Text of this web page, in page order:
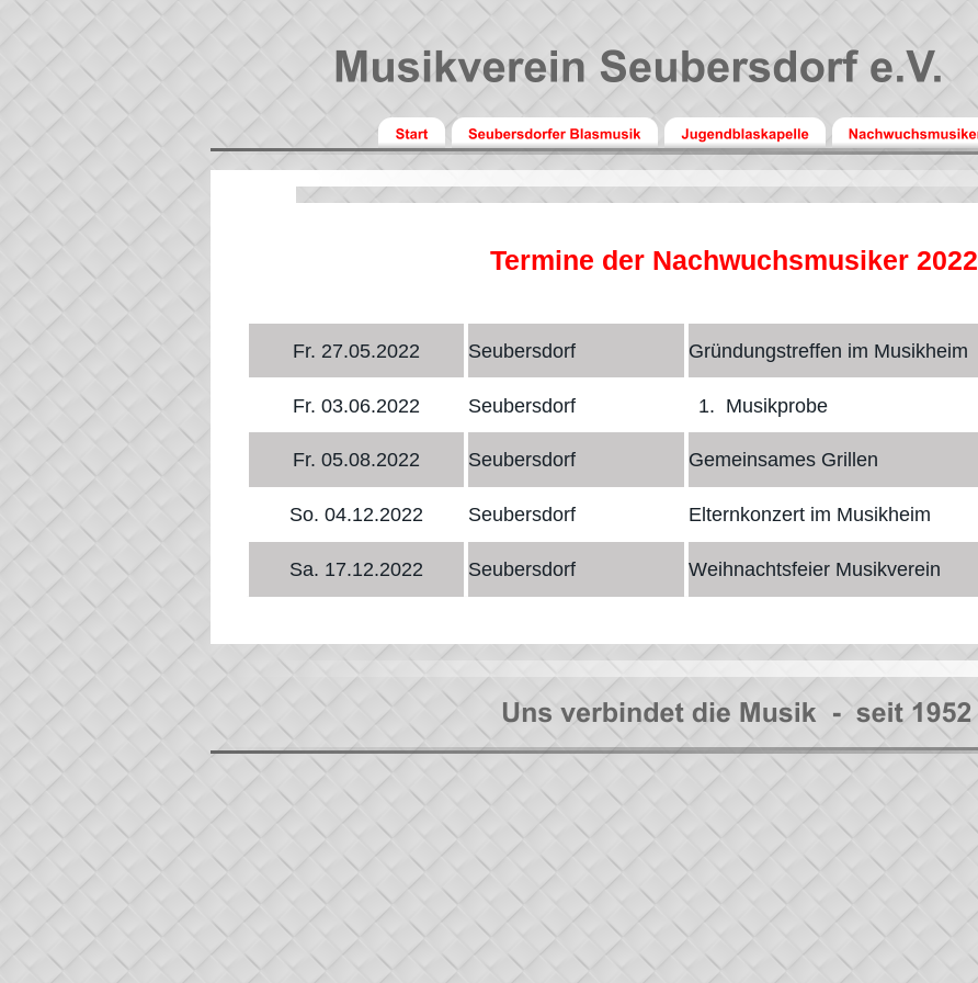
Termine der Nachwuchsmusiker 2022
Fr. 27.05.2022 Seubersdorf Gründungstreffen im Musikheim
Fr. 03.06.2022 Seubersdorf 1. Musikprobe
Fr. 05.08.2022 Seubersdorf Gemeinsames Grillen
So. 04.12.2022 Seubersdorf Elternkonzert im Musikheim
Sa. 17.12.2022 Seubersdorf Weihnachtsfeier Musikverein